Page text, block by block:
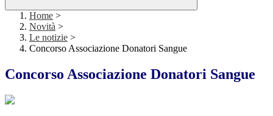
Home >
Novità >
Le notizie >
Concorso Associazione Donatori Sangue
Concorso Associazione Donatori Sangue